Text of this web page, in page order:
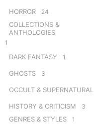
HORROR 24
COLLECTIONS &
ANTHOLOGIES
1
DARK FANTASY 1
GHOSTS 3
OCCULT & SUPERNATURAL
HISTORY & CRITICISM 3
GENRES & STYLES 1